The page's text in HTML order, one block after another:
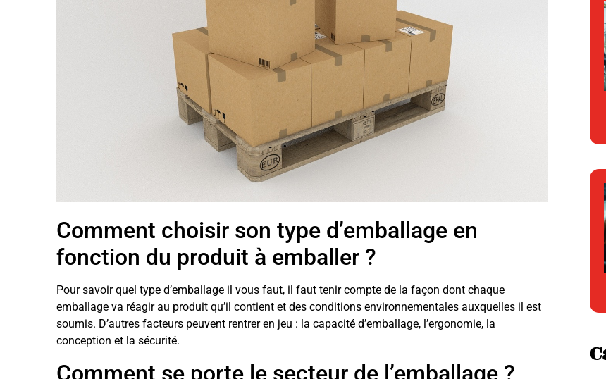
Comment choisir son type d’emballage en
fonction du produit à emballer ?
Pour savoir quel type d’emballage il vous faut, il faut tenir compte de la façon dont chaque
emballage va réagir au produit qu’il contient et des conditions environnementales auxquelles il est
soumis. D’autres facteurs peuvent rentrer en jeu : la capacité d’emballage, l’ergonomie, la
conception et la sécurité.
Comment se porte le secteur de l’emballage ?